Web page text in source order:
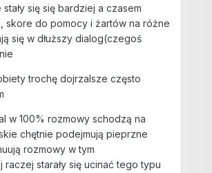
się się bardziej a czasem
skore do pomocy i żartów na różne
się w dłuższy dialog(czegoś
trochę dojrzalsze często
w 100% rozmowy schodzą na
chętnie podejmują pieprzne
rozmowy w tym
starały się ucinać tego typu